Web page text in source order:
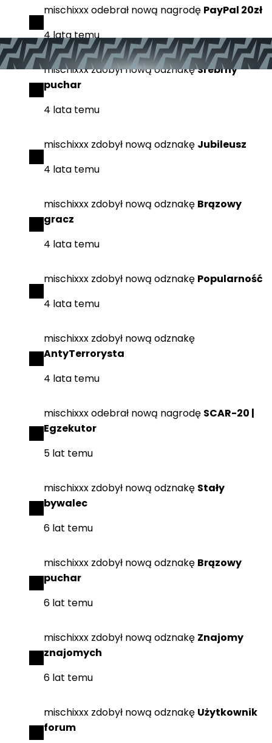
mischixxxodebrał nową nagrodę PayPal 20zł
4 lata temu
mischixxxzdobyłnową odznakęSrebrny
puchar
4 lata temu
mischixxx zdobył nową odznakę Jubileusz
4 lata temu
mischixxx zdobył nową odznakę Brązowy
gracz
4 lata temu
mischixxx zdobył nową odznakę Popularność
4 lata temu
mischixxx zdobył nową odznakę
AntyTerrorysta
4 lata temu
mischixxxodebrał nową nagrodę SCAR-20 |
Egzekutor
5 lat temu
mischixxx zdobył nową odznakę Stały
bywalec
6 lat temu
mischixxx zdobył nową odznakę Brązowy
puchar
6 lat temu
mischixxx zdobył nową odznakę Znajomy
znajomych
6 lat temu
mischixxx zdobył nową odznakę Użytkownik
forum